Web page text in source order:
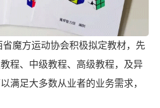
省魔方运动协会积极拟定教材，先
程、中级教程、高级教程，及异
满足大多数从业者的业务需求，